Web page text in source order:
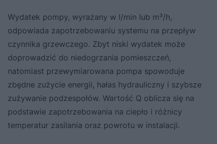
Wydatek pompy, wyrażany w l/min lub m³/h,
odpowiada zapotrzebowaniu systemu na przepływ
czynnika grzewczego. Zbyt niski wydatek może
doprowadzić do niedogrzania pomieszczeń,
natomiast przewymiarowana pompa spowoduje
zbędne zużycie energii, hałas hydrauliczny i szybsze
zużywanie podzespołów. Wartość Q oblicza się na
podstawie zapotrzebowania na ciepło i różnicy
temperatur zasilania oraz powrotu w instalacji.